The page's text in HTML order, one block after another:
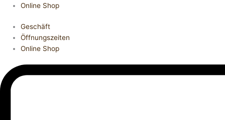
Online Shop
Geschäft
Öffnungszeiten
Online Shop